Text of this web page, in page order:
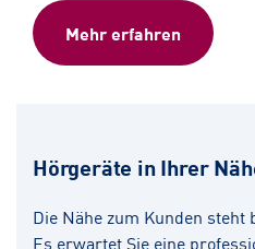
Mehr erfahren
Hörgeräte in Ihrer
Die Nähe zum Kunden steht
Es erwartet Sie eine